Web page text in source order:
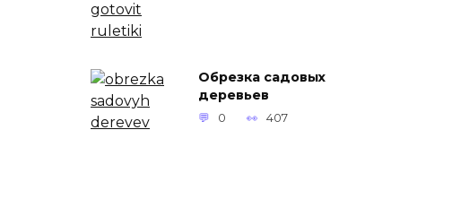
Обрезка садовых
деревьев
0 407